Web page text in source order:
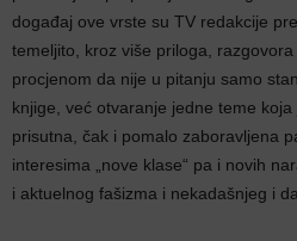
događaj ove vrste su TV redakcije
temeljito, kroz više priloga,
procjenom da nije u pitanju samo
knjige, već otvaranje jedne teme
prisutna, čak i pomalo zaboravljena
interesima „nove klase“ pa i novih
i aktuelnog fašizma i nekadašnjeg i